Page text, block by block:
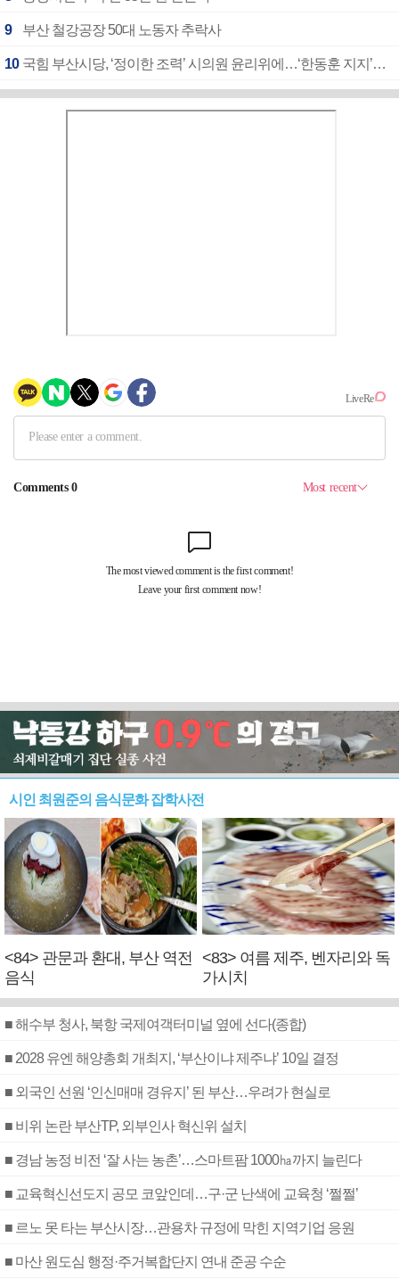
9 부산 철강공장 50대 노동자 추락사
10 국힘 부산시당, ‘정이한 조력’ 시의원 윤리위에…‘한동훈 지지’도 신고접수
시인 최원준의 음식문화 잡학사전
<84> 관문과 환대, 부산 역전
음식
<83> 여름 제주, 벤자리와 독
가시치
■ 해수부 청사, 북항 국제여객터미널 옆에 선다(종합)
■ 2028 유엔 해양총회 개최지, ‘부산이냐 제주냐’ 10일 결정
■ 외국인 선원 ‘인신매매 경유지’ 된 부산…우려가 현실로
■ 비위 논란 부산TP, 외부인사 혁신위 설치
■ 경남 농정 비전 ‘잘 사는 농촌’…스마트팜 1000㏊까지 늘린다
■ 교육혁신선도지 공모 코앞인데…구·군 난색에 교육청 ‘쩔쩔’
■ 르노 못 타는 부산시장…관용차 규정에 막힌 지역기업 응원
■ 마산 원도심 행정·주거복합단지 연내 준공 수순